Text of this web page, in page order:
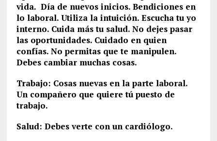
vida. Día de nuevos inicios. Bendiciones en
lo laboral. Utiliza la intuición. Escucha tu yo
interno. Cuida más tu salud. No dejes pasar
las oportunidades. Cuidado en quien
confías. No permitas que te manipulen.
Debes cambiar muchas cosas.
Trabajo: Cosas nuevas en la parte laboral.
Un compañero que quiere tú puesto de
trabajo.
Salud: Debes verte con un cardiólogo.